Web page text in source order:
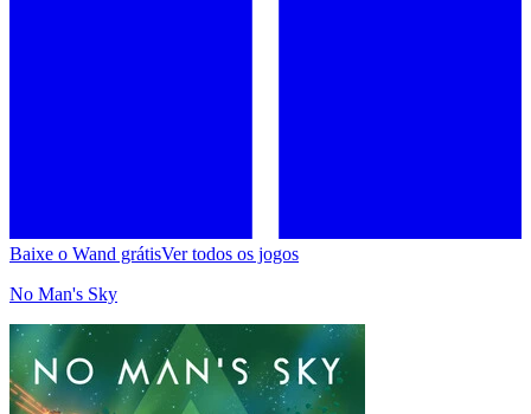
Baixe o Wand grátisVer todos os jogos
No Man's Sky